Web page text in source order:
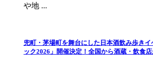
や地 ...
兜町・茅場町を舞台にした日本酒飲み歩き
ック2026」開催決定！全国から酒蔵・飲食